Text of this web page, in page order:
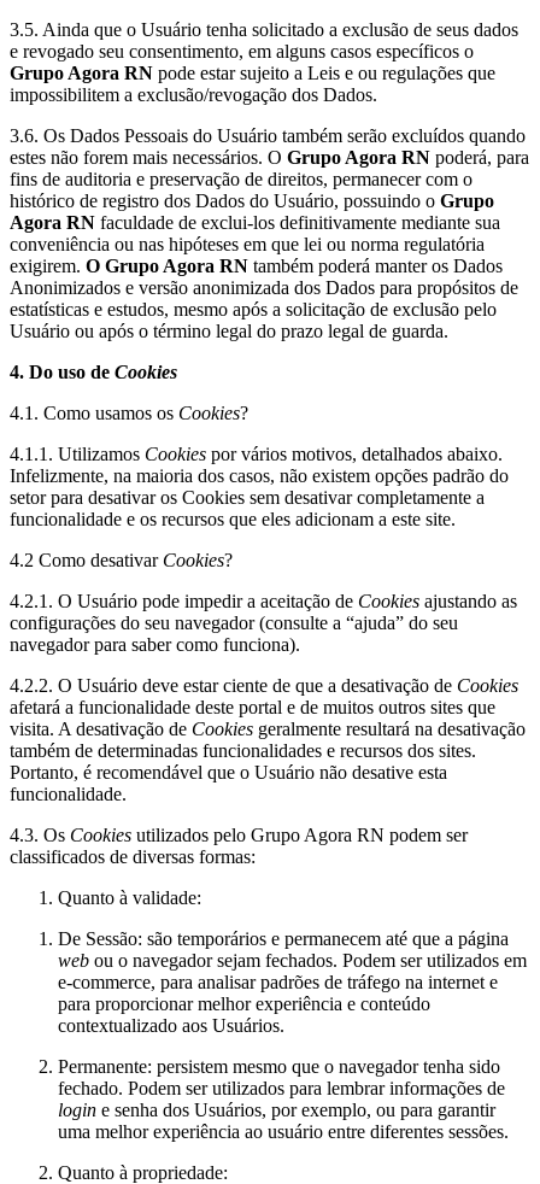
3.5. Ainda que o Usuário tenha solicitado a exclusão de seus dados
e revogado seu consentimento, em alguns casos específicos o
Grupo Agora RN pode estar sujeito a Leis e ou regulações que
impossibilitem a exclusão/revogação dos Dados.
3.6. Os Dados Pessoais do Usuário também serão excluídos quando
estes não forem mais necessários. O Grupo Agora RN poderá, para
fins de auditoria e preservação de direitos, permanecer com o
histórico de registro dos Dados do Usuário, possuindo o Grupo
Agora RN faculdade de exclui-los definitivamente mediante sua
conveniência ou nas hipóteses em que lei ou norma regulatória
exigirem. O Grupo Agora RN também poderá manter os Dados
Anonimizados e versão anonimizada dos Dados para propósitos de
estatísticas e estudos, mesmo após a solicitação de exclusão pelo
Usuário ou após o término legal do prazo legal de guarda.
4. Do uso de Cookies
4.1. Como usamos os Cookies?
4.1.1. Utilizamos Cookies por vários motivos, detalhados abaixo.
Infelizmente, na maioria dos casos, não existem opções padrão do
setor para desativar os Cookies sem desativar completamente a
funcionalidade e os recursos que eles adicionam a este site.
4.2 Como desativarCookies?
4.2.1. O Usuário pode impedir a aceitação de Cookies ajustando as
configurações do seu navegador (consulte a “ajuda” do seu
navegador para saber como funciona).
4.2.2. O Usuário deve estar ciente de que a desativação de Cookies
afetará a funcionalidade deste portal e de muitos outros sites que
visita. A desativação de Cookies geralmente resultará na desativação
também de determinadas funcionalidades e recursos dos sites.
Portanto, é recomendável que o Usuário não desative esta
funcionalidade.
4.3. Os Cookies utilizados pelo Grupo Agora RN podem ser
classificados de diversas formas:
Quanto à validade:
De Sessão: são temporários e permanecem até que a página
web ou o navegador sejam fechados. Podem ser utilizados em
e-commerce, para analisar padrões de tráfego na internet e
para proporcionar melhor experiência e conteúdo
contextualizado aos Usuários.
Permanente: persistem mesmo que o navegador tenha sido
fechado. Podem ser utilizados para lembrar informações de
login e senha dos Usuários, por exemplo, ou para garantir
uma melhor experiência ao usuário entre diferentes sessões.
Quanto à propriedade: